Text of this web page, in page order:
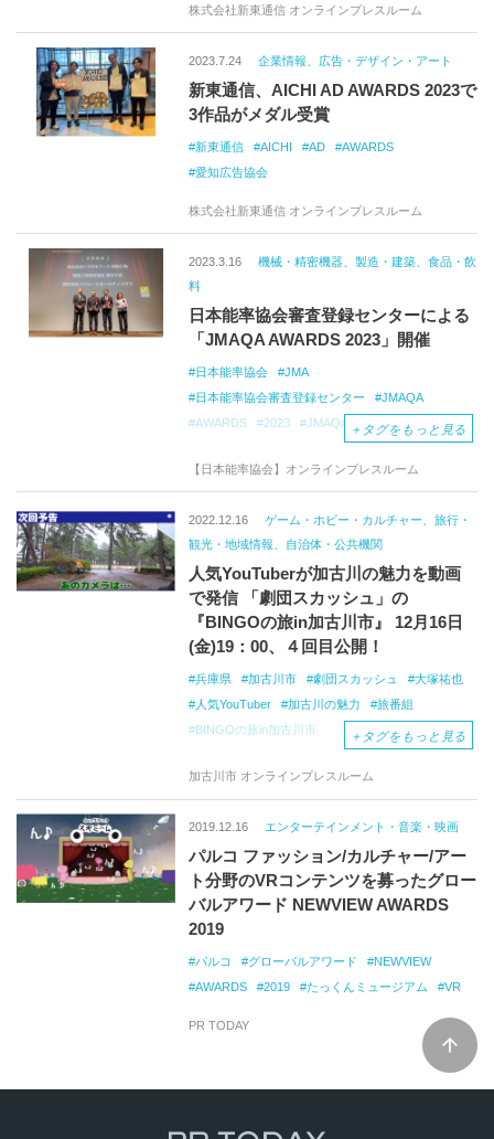
株式会社新東通信 オンラインプレスルーム
2023.7.24 企業情報、広告・デザイン・アート
新東通信、AICHI AD AWARDS 2023で
3作品がメダル受賞
新東通信 AICHI AD
AWARDS
愛知広告協会
株式会社新東通信 オンラインプレスルーム
2023.3.16
機械・精密機器、製造・建築、食品・飲
料
日本能率協会審査登録センターによる
「JMAQA AWARDS 2023」開催
日本能率協会
JMA
日本能率協会審査登録センター
JMAQA
AWARDS
2023 JMAQA
ナラザキフーズ
ホールディングス
ISO 表彰制度 基調講演
＋ タグをもっと見る
【日本能率協会】オンラインプレスルーム
2022.12.16
ゲーム・ホビー・カルチャー、旅行・
観光・地域情報、自治体・公共機関
人気YouTuberが加古川の魅力を動画
で発信 「劇団スカッシュ」の
『BINGOの旅in加古川市』 12月16日
(金)19：00、４回目公開！
兵庫県 加古川市 劇団スカッシュ
大塚祐也
人気YouTuber
加古川の魅力
旅番組
BINGOの旅in加古川市
スペシャルチャレンジ
ビンゴの旅
特撮・実写部門大賞
Stalking
Vampire〜隙間男〜
YouTuber記録更新
隙間男2
セルフリクエスト短編ドラマ
視聴者参加型企画
＋ タグをもっと見る
加古川市 オンラインプレスルーム
2019.12.16 エンターテインメント・音楽・映画
パルコ ファッション/カルチャー/アー
ト分野のVRコンテンツを募ったグロー
バルアワード NEWVIEW AWARDS
2019
パルコ グローバルアワード
NEWVIEW
AWARDS
2019 たっくんミュージアム VR
PR TODAY